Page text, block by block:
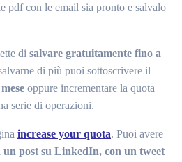
pdf con le email sia pronto e salvalo
di salvare gratuitamente fino a
di più puoi sottoscrivere il
oppure incrementare la quota
serie di operazioni.
increase your quota. Puoi avere
un post su LinkedIn, con un tweet